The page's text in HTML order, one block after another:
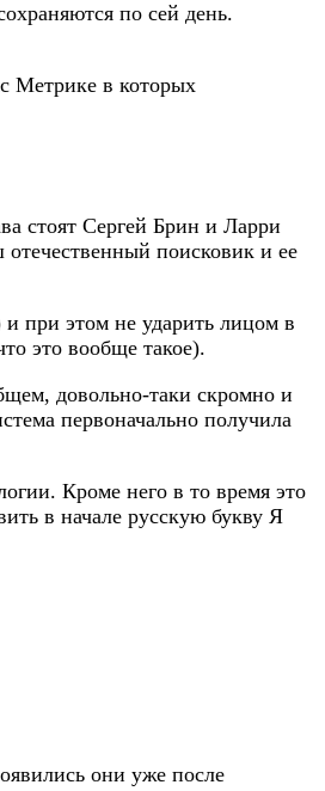
по сей день.
Метрике в которых
стоят Сергей Брин и Ларри
поисковик и ее
и при этом не ударить лицом в
это вообще такое).
довольно-таки скромно и
первоначально получила
Кроме него в то время это
в начале русскую букву Я
они уже после